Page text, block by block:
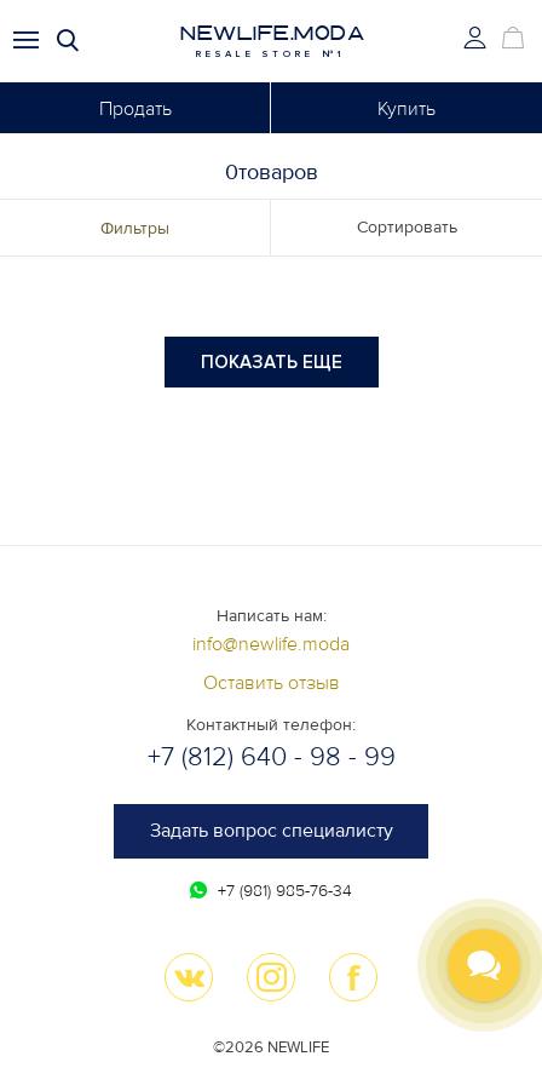
NEWLIFE.MODA
RESALE STORE №1
Продать Купить
0товаров
Фильтры Сортировать
ПОКАЗАТЬ ЕЩЕ
Написать нам:
info@newlife.moda
Оставить отзыв
Контактный телефон:
+7 (812) 640 - 98 - 99
Задать вопрос специалисту
+7 (981) 985-76-34
©2026 NEWLIFE